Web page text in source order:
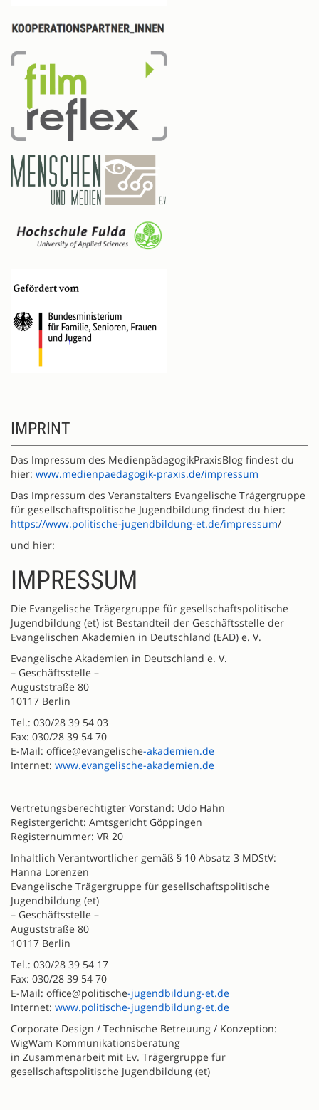
IMPRINT
Das Impressum des MedienpädagogikPraxisBlog findest du
hier: www.medienpaedagogik-praxis.de/impressum
Das Impressum des Veranstalters Evangelische Trägergruppe
für gesellschaftspolitische Jugendbildung findest du hier:
https://www.politische-jugendbildung-et.de/impressum/
und hier:
IMPRESSUM
Die Evangelische Trägergruppe für gesellschaftspolitische
Jugendbildung (et) ist Bestandteil der Geschäftsstelle der
Evangelischen Akademien in Deutschland (EAD) e. V.
Evangelische Akademien in Deutschland e. V.
– Geschäftsstelle –
Auguststraße 80
10117 Berlin
Tel.: 030/28 39 54 03
Fax: 030/28 39 54 70
E-Mail: office@evangelische-akademien.de
Internet: www.evangelische-akademien.de
Vertretungsberechtigter Vorstand: Udo Hahn
Registergericht: Amtsgericht Göppingen
Registernummer: VR 20
Inhaltlich Verantwortlicher gemäß § 10 Absatz 3 MDStV:
Hanna Lorenzen
Evangelische Trägergruppe für gesellschaftspolitische
Jugendbildung (et)
– Geschäftsstelle –
Auguststraße 80
10117 Berlin
Tel.: 030/28 39 54 17
Fax: 030/28 39 54 70
E-Mail: office@politische-jugendbildung-et.de
Internet: www.politische-jugendbildung-et.de
Corporate Design / Technische Betreuung / Konzeption:
WigWam Kommunikationsberatung
in Zusammenarbeit mit Ev. Trägergruppe für
gesellschaftspolitische Jugendbildung (et)